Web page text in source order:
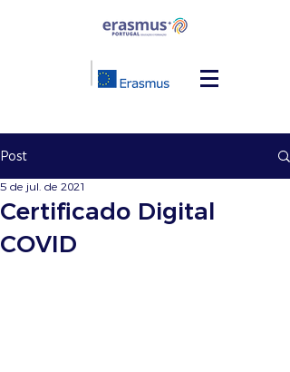
Post
Certificado Digital
COVID
5 de jul. de 2021